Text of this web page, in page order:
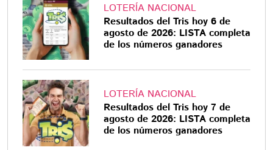
LOTERÍA NACIONAL
Resultados del Tris hoy 6 de
agosto de 2026: LISTA completa
de los números ganadores
LOTERÍA NACIONAL
Resultados del Tris hoy 7 de
agosto de 2026: LISTA completa
de los números ganadores